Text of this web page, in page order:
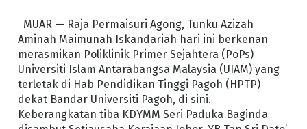
MUAR — Raja Permaisuri Agong, Tunku Azizah
Aminah Maimunah Iskandariah hari ini berkenan
merasmikan Poliklinik Primer Sejahtera (PoPs)
Universiti Islam Antarabangsa Malaysia (UIAM) yang
terletak di Hab Pendidikan Tinggi Pagoh (HPTP)
dekat Bandar Universiti Pagoh, di sini.
Keberangkatan tiba KDYMM Seri Paduka Baginda